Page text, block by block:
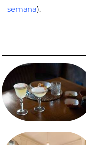
semana).